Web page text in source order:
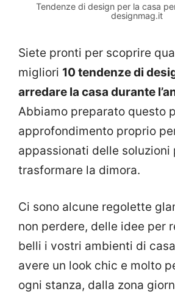
Tendenze di design per la casa
designmag.it
Siete pronti per scoprire
migliori 10 tendenze di
arredare la casa durante
Abbiamo preparato questo
approfondimento proprio
appassionati delle
trasformare la dimora.
Ci sono alcune regolette
non perdere, delle idee per
belli i vostri ambienti di
avere un look chic e molto
ogni stanza, dalla zona